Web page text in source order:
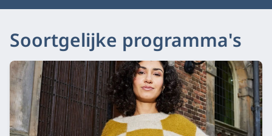
Soortgelijke programma's